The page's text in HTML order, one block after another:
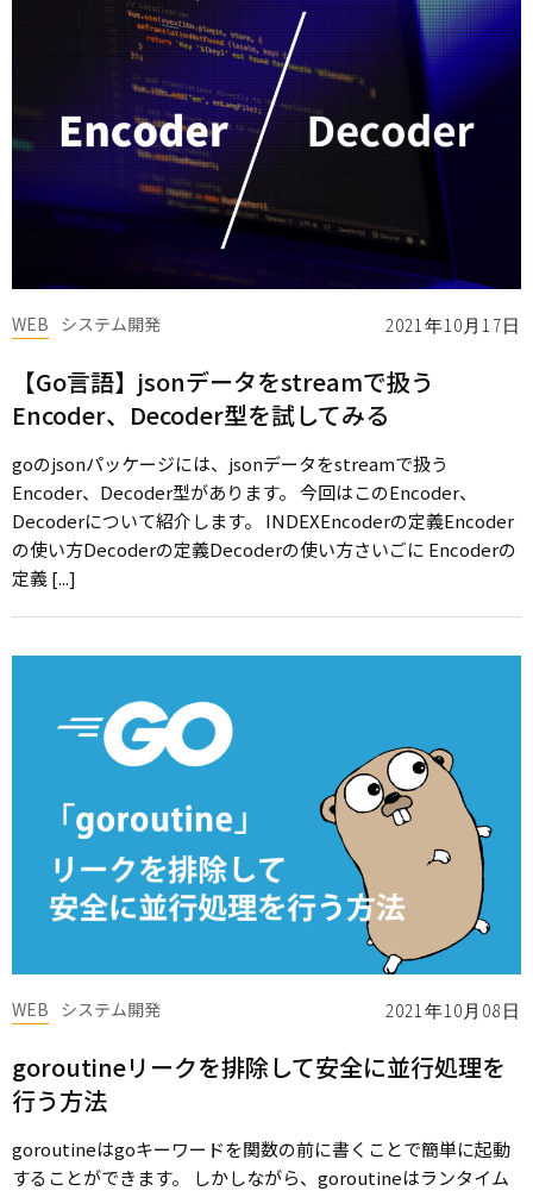
2021年10月17日
WEB システム開発
【Go言語】jsonデータをstreamで扱う
Encoder、Decoder型を試してみる
goのjsonパッケージには、jsonデータをstreamで扱う
Encoder、Decoder型があります。 今回はこのEncoder、
Decoderについて紹介します。 INDEXEncoderの定義Encoder
の使い方Decoderの定義Decoderの使い方さいごに Encoderの
定義 [...]
2021年10月08日
WEB システム開発
goroutineリークを排除して安全に並行処理を
行う方法
goroutineはgoキーワードを関数の前に書くことで簡単に起動
することができます。 しかしながら、goroutineはランタイム